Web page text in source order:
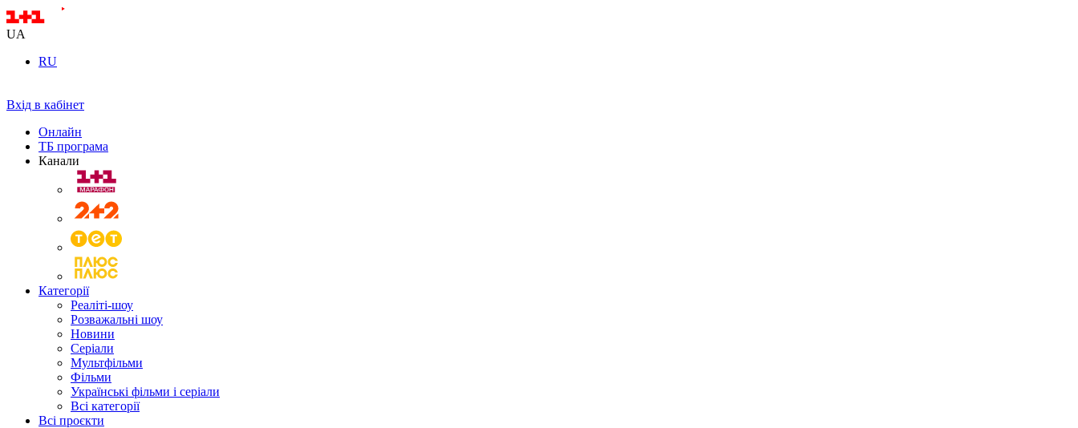
UA
RU
Вхід в кабінет
Онлайн
ТБ програма
Канали
Категорії
Реаліті-шоу
Розважальні шоу
Новини
Серіали
Мультфільми
Фільми
Українські фільми і серіали
Всі категорії
Всі проєкти